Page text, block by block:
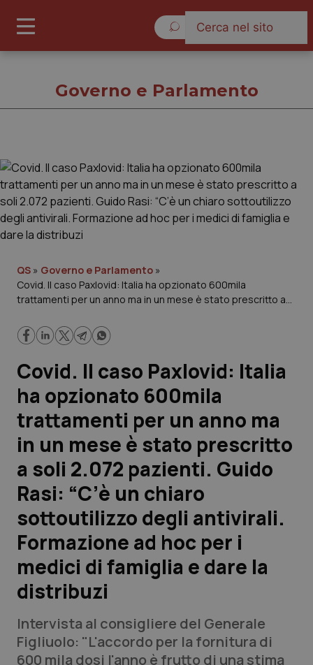
Cronache
Governo e Parlamento
Regioni e Asl
Lavoro e Professioni
Scienza e Farmaci
Studi e Analisi
Lettere al direttore
Edizioni Regionali
QS Pro
Professionisti Sanitari.AI
Abruzzo
Basilicata
Calabria
QS Pro Gold
Artrite & artrosi
Asma & BPCO
QS Club Newsletter
Governo e Parlamento
QS » Governo e Parlamento »
Covid. Il caso Paxlovid: Italia ha opzionato 600mila
trattamenti per un anno ma in un mese è stato prescritto a
degli antivirali. Formazione ad hoc per i medici di famiglia e
dare la distribuzi
Covid. Il caso Paxlovid: Italia
ha opzionato 600mila
trattamenti per un anno ma
in un mese è stato prescritto
a soli 2.072 pazienti. Guido
Rasi: “C’è un chiaro
sottoutilizzo degli antivirali.
Formazione ad hoc per i
medici di famiglia e dare la
distribuzi
Intervista al consigliere del Generale
Figliuolo: "L'accordo per la fornitura di
600 mila dosi l'anno è frutto di una stima